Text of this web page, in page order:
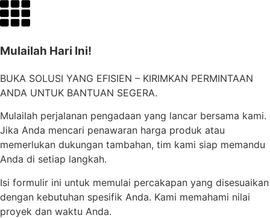
Mulailah Hari Ini!
BUKA SOLUSI YANG EFISIEN – KIRIMKAN PERMINTAAN
ANDA UNTUK BANTUAN SEGERA.
Mulailah perjalanan pengadaan yang lancar bersama kami.
Jika Anda mencari penawaran harga produk atau
memerlukan dukungan tambahan, tim kami siap memandu
Anda di setiap langkah.
Isi formulir ini untuk memulai percakapan yang disesuaikan
dengan kebutuhan spesifik Anda. Kami memahami nilai
proyek dan waktu Anda.